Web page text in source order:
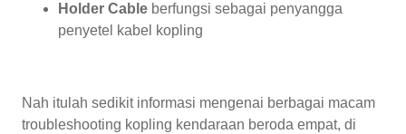
Holder Cable berfungsi sebagai penyangga
penyetel kabel kopling
Nah itulah sedikit informasi mengenai berbagai macam
troubleshooting kopling kendaraan beroda empat, di